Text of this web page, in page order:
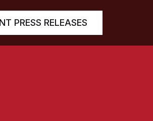
PRESS RELEASES